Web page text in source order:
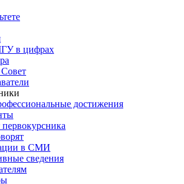
в цифрах
достижения
в СМИ
сведения